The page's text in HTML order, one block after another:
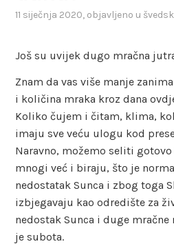
11 siječnja 2020, objavljeno u
Još su uvijek dugo mračna
Znam da vas više manje
i količina mraka kroz dana
Koliko čujem i čitam, klima,
imaju sve veću ulogu kod
Naravno, možemo seliti
mnogi već i biraju, što je
nedostatak Sunca i zbog toga
izbjegavaju kao odredište za
nedostak Sunca i duge mračne
je subota.